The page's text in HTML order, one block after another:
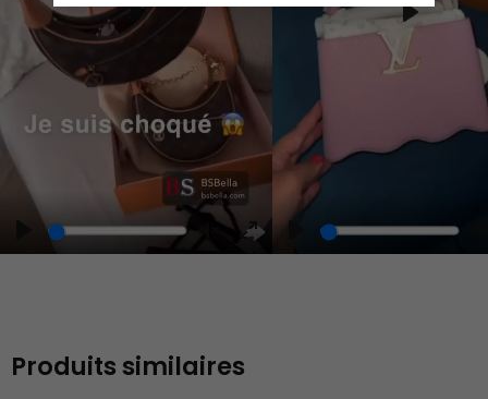
Play UnmuteEnter
Play Play
Produits similaires